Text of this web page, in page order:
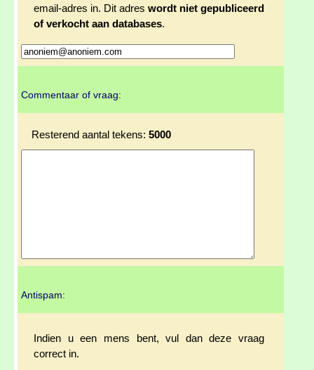
email-adres in. Dit adres wordt niet gepubliceerd
of verkocht aan databases.
Commentaar of vraag:
Resterend aantal tekens: 5000
Antispam:
Indien u een mens bent, vul dan deze vraag
correct in.